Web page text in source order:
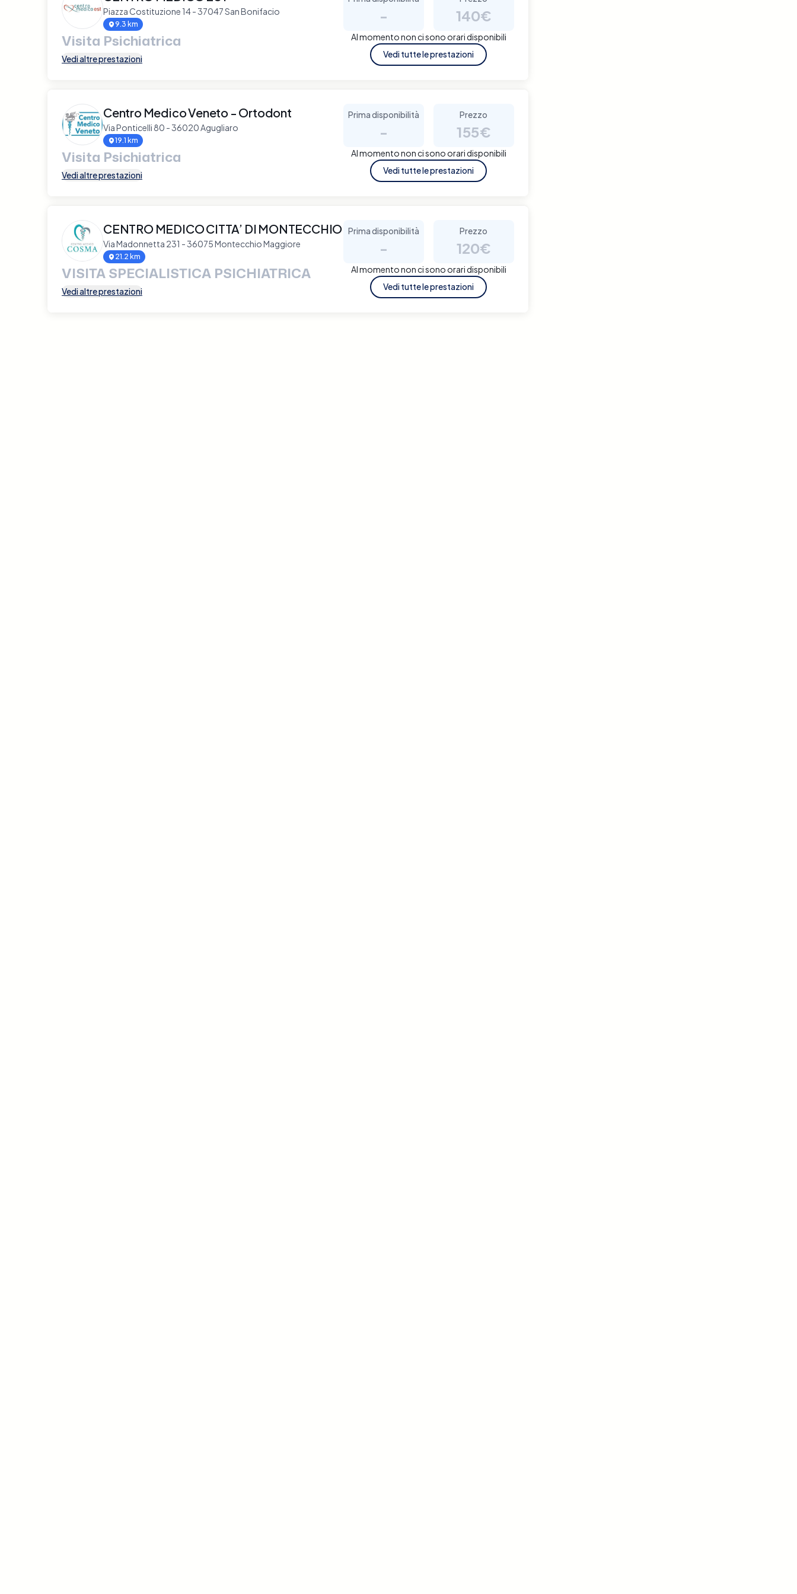
Piazza Costituzione 14 - 37047 San Bonifacio
9.3 km
Visita Psichiatrica
Vedi altre prestazioni
- 140€
Al momento non ci sono orari disponibili
Vedi tutte le prestazioni
Centro Medico Veneto - Ortodont
Via Ponticelli 80 - 36020 Agugliaro
19.1 km
Visita Psichiatrica
Vedi altre prestazioni
Prima disponibilità
-
Prezzo
155€
Al momento non ci sono orari disponibili
Vedi tutte le prestazioni
CENTRO MEDICO CITTA’ DI MONTECCHIO
Via Madonnetta 231 - 36075 Montecchio Maggiore
21.2 km
VISITA SPECIALISTICA PSICHIATRICA
Vedi altre prestazioni
Prima disponibilità
-
Prezzo
120€
Al momento non ci sono orari disponibili
Vedi tutte le prestazioni